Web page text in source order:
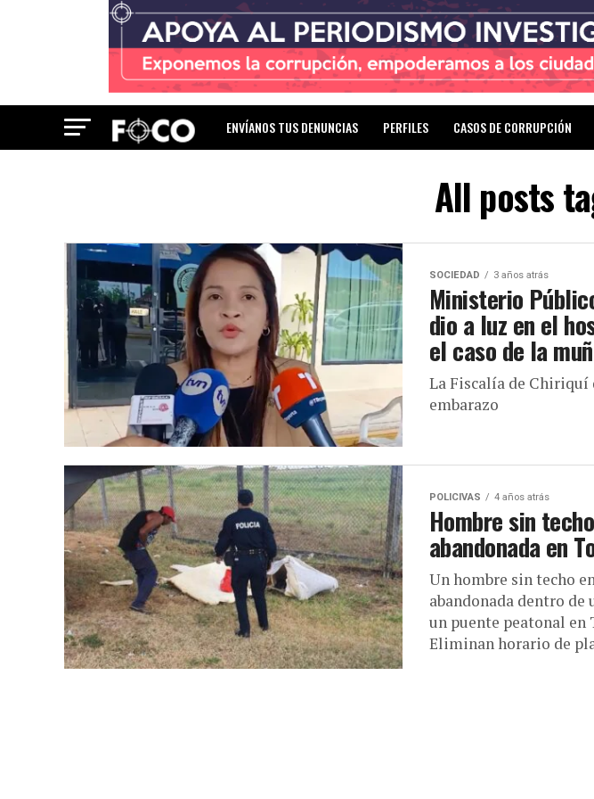
ENVÍANOS TUS DENUNCIAS PERFILES CASOS DE CORRUPCIÓN
All posts
SOCIEDAD 3 años atrás
Ministerio
dio a luz en el
el caso de la
La Fiscalía de Chiriquí
embarazo
POLICIVAS 4 años atrás
Hombre sin
abandonada en
Un hombre sin techo
abandonada dentro
un puente peatonal en
Eliminan horario de